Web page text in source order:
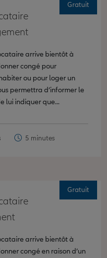
arrive bientôt à
congé pour
ou pour loger un
permettra d’informer le
lui indiquer que...
5 minutes
Gratuit
arrive bientôt à
congé en raison d’un
Gratuit